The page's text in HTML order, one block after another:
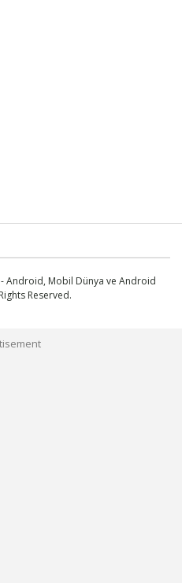
Android, Mobil Dünya ve Android
Reserved.